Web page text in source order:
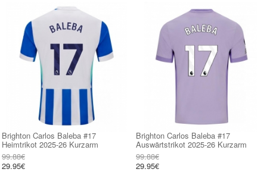
Brighton Carlos Baleba #17
Heimtrikot 2025-26 Kurzarm
99.88€
29.95€
Brighton Carlos Baleba #17
Auswärtstrikot 2025-26 Kurzarm
99.88€
29.95€